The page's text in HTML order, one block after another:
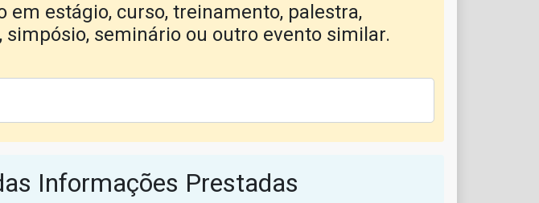
estágio, curso, treinamento, palestra,
seminário ou outro evento similar.
Informações Prestadas